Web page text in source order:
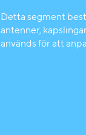
Detta segment
antenner,
används för att